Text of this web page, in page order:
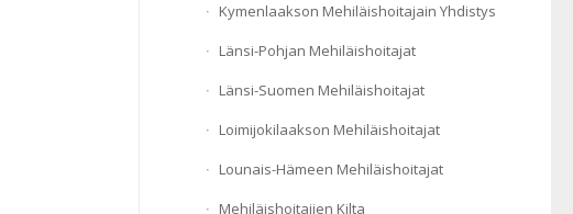
Kymenlaakson Mehiläishoitajain Yhdistys
Länsi-Pohjan Mehiläishoitajat
Länsi-Suomen Mehiläishoitajat
Loimijokilaakson Mehiläishoitajat
Lounais-Hämeen Mehiläishoitajat
Mehiläishoitajien Kilta